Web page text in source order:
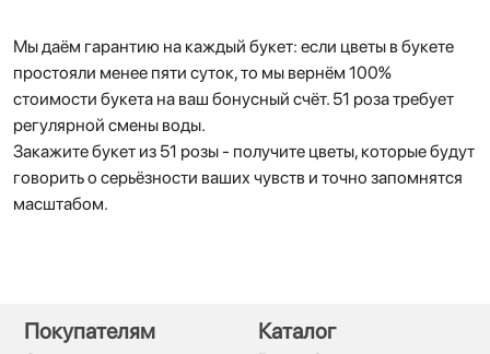
Мы даём гарантию на каждый букет: если цветы в букете
простояли менее пяти суток, то мы вернём 100%
стоимости букета на ваш бонусный счёт. 51 роза требует
регулярной смены воды.
Закажите букет из 51 розы - получите цветы, которые будут
говорить о серьёзности ваших чувств и точно запомнятся
масштабом.
Покупателям Каталог